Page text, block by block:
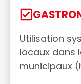
Utilisation
locaux dans
municipaux